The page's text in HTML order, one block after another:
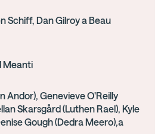
Schiff, Dan Gilroy a Beau
Meanti
Andor), Genevieve O'Reilly
Skarsgård (Luthen Rael), Kyle
Gough (Dedra Meero),a